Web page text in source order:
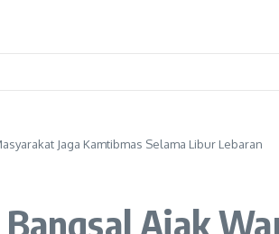
Jaga Kamtibmas Selama Libur Lebaran
Ajak